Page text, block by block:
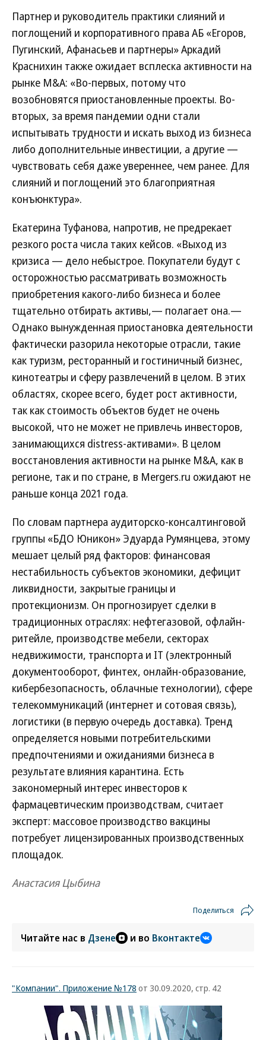
Партнер и руководитель практики слияний и
поглощений и корпоративного права АБ «Егоров,
Пугинский, Афанасьев и партнеры» Аркадий
Краснихин также ожидает всплеска активности на
рынке M&A: «Во-первых, потому что
возобновятся приостановленные проекты. Во-
вторых, за время пандемии одни стали
испытывать трудности и искать выход из бизнеса
либо дополнительные инвестиции, а другие —
чувствовать себя даже увереннее, чем ранее. Для
слияний и поглощений это благоприятная
конъюнктура».
Екатерина Туфанова, напротив, не предрекает
резкого роста числа таких кейсов. «Выход из
кризиса — дело небыстрое. Покупатели будут с
осторожностью рассматривать возможность
приобретения какого-либо бизнеса и более
тщательно отбирать активы,— полагает она.—
Однако вынужденная приостановка деятельности
фактически разорила некоторые отрасли, такие
как туризм, ресторанный и гостиничный бизнес,
кинотеатры и сферу развлечений в целом. В этих
областях, скорее всего, будет рост активности,
так как стоимость объектов будет не очень
высокой, что не может не привлечь инвесторов,
занимающихся distress-активами». В целом
восстановления активности на рынке M&A, как в
регионе, так и по стране, в Mergers.ru ожидают не
раньше конца 2021 года.
По словам партнера аудиторско-консалтинговой
группы «БДО Юникон» Эдуарда Румянцева, этому
мешает целый ряд факторов: финансовая
нестабильность субъектов экономики, дефицит
ликвидности, закрытые границы и
протекционизм. Он прогнозирует сделки в
традиционных отраслях: нефтегазовой, офлайн-
ритейле, производстве мебели, секторах
недвижимости, транспорта и IT (электронный
документооборот, финтех, онлайн-образование,
кибербезопасность, облачные технологии), сфере
телекоммуникаций (интернет и сотовая связь),
логистики (в первую очередь доставка). Тренд
определяется новыми потребительскими
предпочтениями и ожиданиями бизнеса в
результате влияния карантина. Есть
закономерный интерес инвесторов к
фармацевтическим производствам, считает
эксперт: массовое производство вакцины
потребует лицензированных производственных
площадок.
Анастасия Цыбина
Поделиться
Читайте нас в Дзене и во Вконтакте
"Компании". Приложение №178 от 30.09.2020, стр. 42